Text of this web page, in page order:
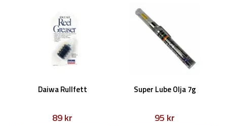
Daiwa Rullfett
89 kr
Super Lube Olja 7g
95 kr